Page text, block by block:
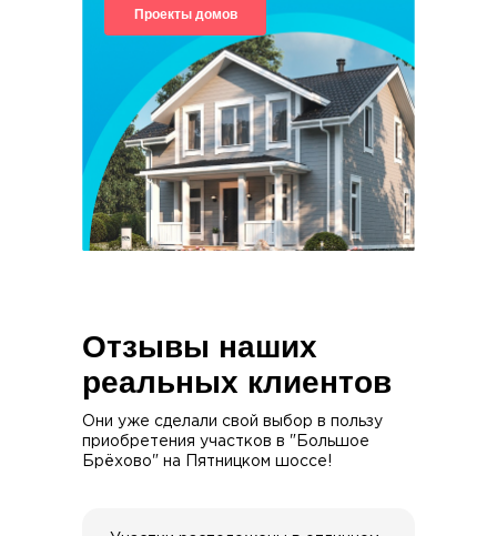
Проекты домов
Отзывы наших
реальных клиентов
Они уже сделали свой выбор в пользу
приобретения участков в "Большое
Брёхово" на Пятницком шоссе!